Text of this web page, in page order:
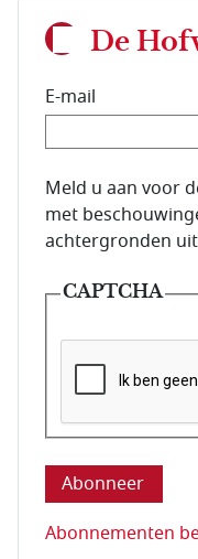
De
E-mail
E-mailadres van
Meld u aan voor
met
achtergronden
CAPTCHA
Deze vraag is
Abonnementen